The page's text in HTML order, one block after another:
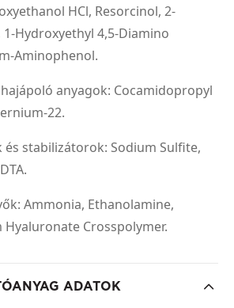
HCl, Resorcinol, 2-
Hydroxyethyl 4,5-Diamino
Aminophenol.
anyagok: Cocamidopropyl
22.
és stabilizátorok: Sodium Sulfite,
Ammonia, Ethanolamine,
Hyaluronate Crosspolymer.
ADATOK